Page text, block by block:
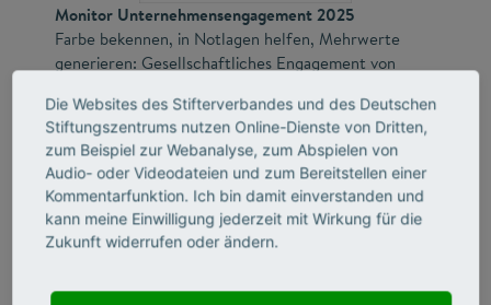
Monitor Unternehmensengagement 2025
Farbe bekennen, in Notlagen helfen, Mehrwerte
generieren: Gesellschaftliches Engagement von
Die im Juni 2025 veröffentlichte Studie untersucht das
gesellschaftliche Engagement von kleinen, mittleren
und großen Unternehmen in Deutschland und versucht
damit, ein möglichst repräsentatives und aktuelles Bild
von der privatwirtschaftlich geförderten
von Umfang, Formen und den wahrgenommenen
Die Websites des Stifterverbandes und des Deutschen
Stiftungszentrums nutzen Online-Dienste von Dritten,
zum Beispiel zur Webanalyse, zum Abspielen von
Audio- oder Videodateien und zum Bereitstellen einer
Kommentarfunktion. Ich bin damit einverstanden und
kann meine Einwilligung jederzeit mit Wirkung für die
Zukunft widerrufen oder ändern.